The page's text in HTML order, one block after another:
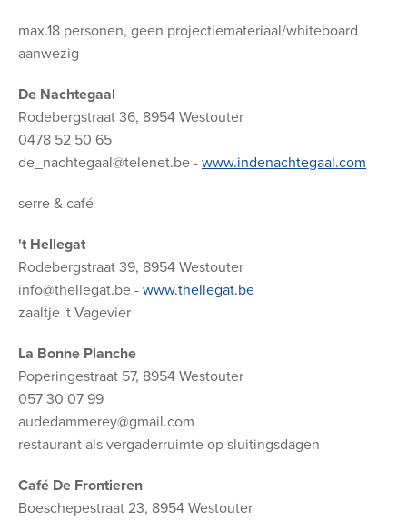
max.18 personen, geen projectiemateriaal/whiteboard
aanwezig
De Nachtegaal
Rodebergstraat 36, 8954 Westouter
0478 52 50 65
de_nachtegaal@telenet.be - www.indenachtegaal.com
serre & café
't Hellegat
Rodebergstraat 39, 8954 Westouter
info@thellegat.be - www.thellegat.be
zaaltje 't Vagevier
La Bonne Planche
Poperingestraat 57, 8954 Westouter
057 30 07 99
audedammerey@gmail.com
restaurant als vergaderruimte op sluitingsdagen
Café De Frontieren
Boeschepestraat 23, 8954 Westouter